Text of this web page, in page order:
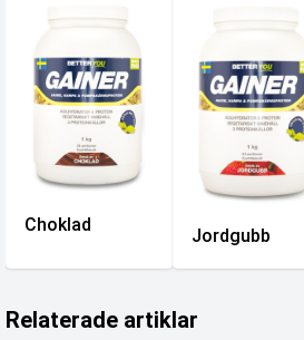
Choklad
Jordgubb
Relaterade artiklar